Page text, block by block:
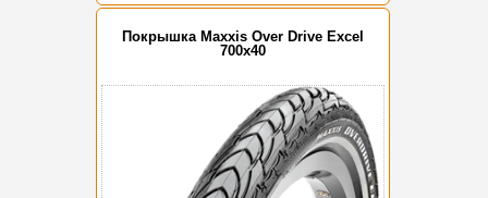
Покрышка Maxxis Over Drive Excel
700x40
-10%